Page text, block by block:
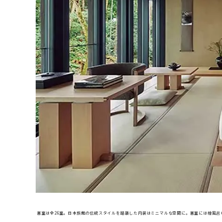
客室は全26室。日本旅館の伝統スタイルを踏襲した内装はミニマルな空間に。客室には檜風呂